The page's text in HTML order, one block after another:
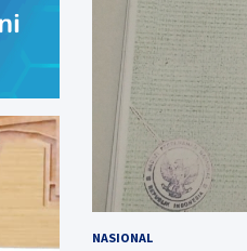
NASIONAL